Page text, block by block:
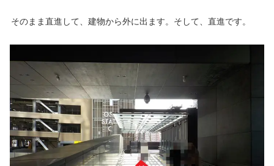
そのまま直進して、建物から外に出ます。そして、直進です。